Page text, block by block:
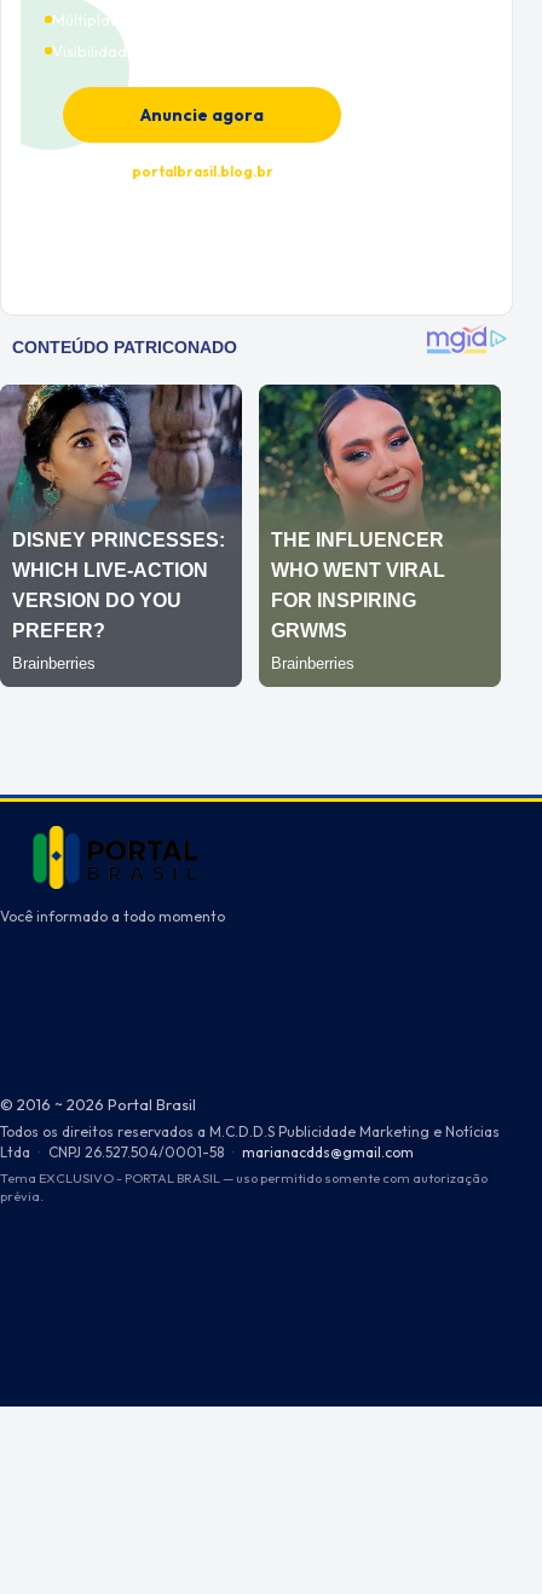
Múltiplas categorias
Visibilidade premium
Anuncie agora
portalbrasil.blog.br
Você informado a todo momento
© 2016 ~ 2026 Portal Brasil
Todos os direitos reservados a M.C.D.D.S Publicidade Marketing e Notícias
Ltda · CNPJ 26.527.504/0001-58 · marianacdds@gmail.com
Tema EXCLUSIVO - PORTAL BRASIL — uso permitido somente com autorização
prévia.